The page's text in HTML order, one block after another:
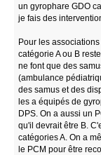
un gyrophare GDO
je fais des
Pour les
catégorie A ou B
ne font que des
(ambulance
des samus et des
les a équipés de
DPS. On a aussi un
qu'il devrait être B.
catégories A. On a
le PCM pour être